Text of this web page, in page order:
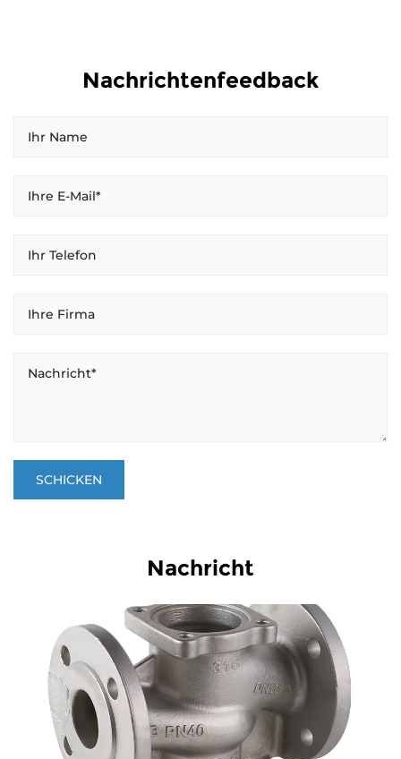
Nachrichtenfeedback
Nachricht